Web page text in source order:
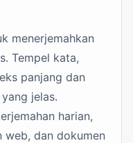
menerjemahkan
Tempel kata,
panjang dan
jelas.
harian,
web, dan dokumen